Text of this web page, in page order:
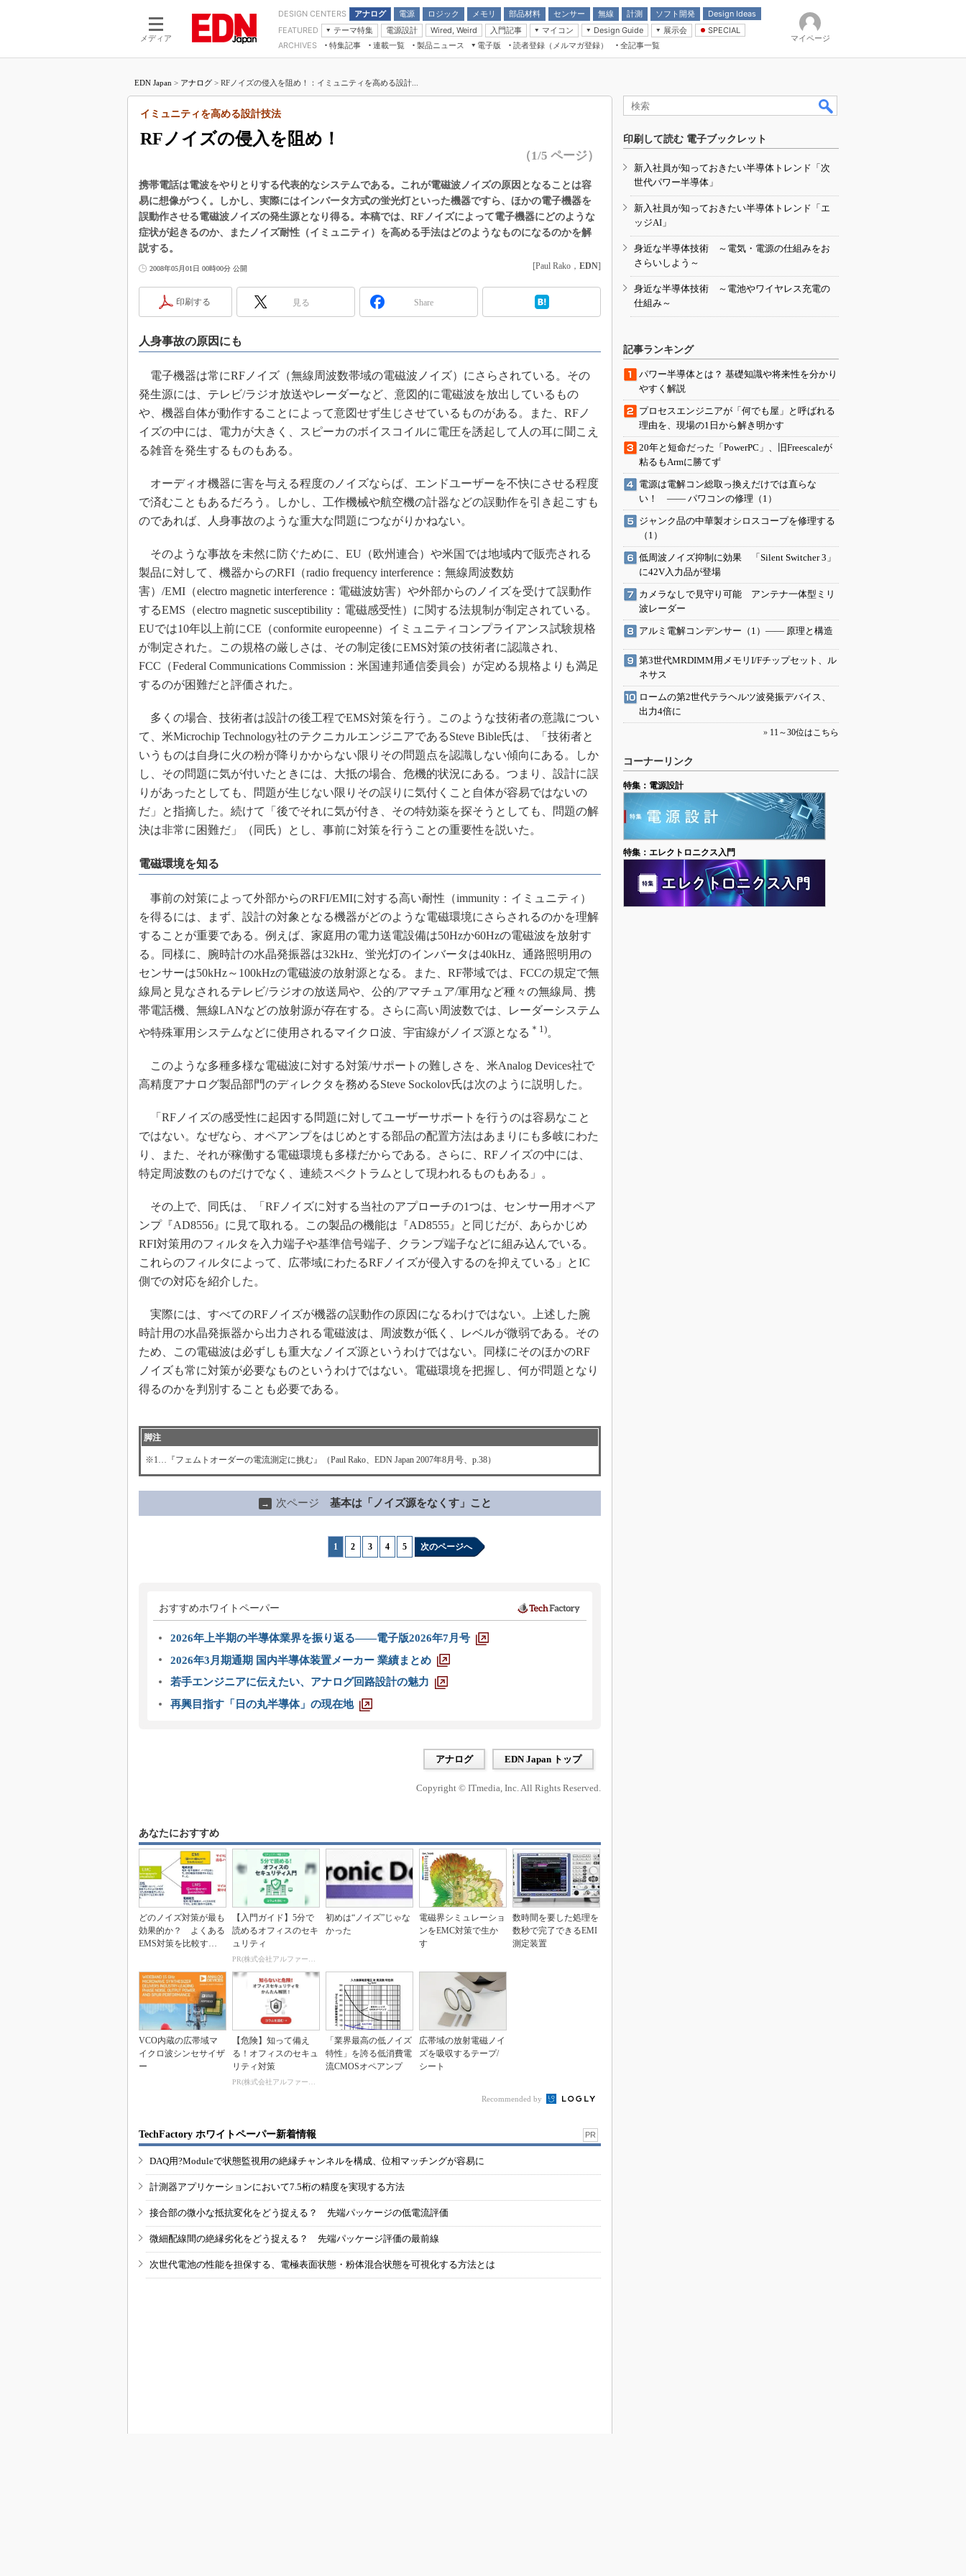
メディア
DESIGN CENTERS アナログ
電源
モーター
ロジック
LSI
メモリ
部品材料
受動部品
センサー 無線 計測 ソフト開発
Design Ideas
アナログ機能回路
計測とテスト
FEATURED
テーマ特集
つながるクルマ
エレクトロニクス入門
医療エレ（EE Times Japan）
製品解剖（EE Times Japan）
電源設計 Wired, Weird
入門記事
モーター入門
マイコン
マイコン講座
Design Guide
計測機器
展示会
CEATEC
組込み/エッジコンピューティング展
AUTOMOTIVE WORLD
SPECIAL
Microchip情報
ARCHIVES 特集記事
連載一覧
マイクロプロセッサ懐古録
中堅技術者に贈る電子部品“徹底”活
用講座
たった2つの式で始めるDC/DCコン
バーターの設計
Wired, Weird
マイコン講座
Q&Aで学ぶマイコン講座
アナログ設計のきほん／ADCとノイ
ズ編
めざせ高効率！ モーター駆動入門講
座
Bluetooth mesh入門
「SPICEの仕組みとその活用設計」
計測器メーカーから見た5G
USB Type-Cの登場で評価試験はど
IoT時代の無線規格を知る【Thread
IoT時代の無線規格を知る【Z-Wave
編】
製品ニュース
電子版
電子ブックレット
読者登録（メルマガ登録） 全記事一覧
マイページ
EDN Japan > アナログ > RFノイズの侵入を阻め！：イミュニティを高める設計...
RFノイズの侵入を阻め！
イミュニティを高める設計技法
（1/5 ページ）
携帯電話は電波をやりとりする代表的なシステムである。これが電磁波ノイズの原因となることは容
易に想像がつく。しかし、実際にはインバータ方式の蛍光灯といった機器ですら、ほかの電子機器を
誤動作させる電磁波ノイズの発生源となり得る。本稿では、RFノイズによって電子機器にどのような
症状が起きるのか、またノイズ耐性（イミュニティ）を高める手法はどのようなものになるのかを解
説する。
2008年05月01日 00時00分 公開 [Paul Rako， EDN]
印刷する 見る Share
人身事故の原因にも
電子機器は常にRFノイズ（無線周波数帯域の電磁波ノイズ）にさらされている。その
発生源には、テレビ/ラジオ放送やレーダーなど、意図的に電磁波を放出しているもの
や、機器自体が動作することによって意図せず生じさせているものがある。また、RFノ
イズの中には、電力が大きく、スピーカのボイスコイルに電圧を誘起して人の耳に聞こえ
る雑音を発生するものもある。
オーディオ機器に害を与える程度のノイズならば、エンドユーザーを不快にさせる程度
で済むこともあるだろう。しかし、工作機械や航空機の計器などの誤動作を引き起こすも
のであれば、人身事故のような重大な問題につながりかねない。
そのような事故を未然に防ぐために、EU（欧州連合）や米国では地域内で販売される
製品に対して、機器からのRFI（radio frequency interference：無線周波数妨
害）/EMI（electro magnetic interference：電磁波妨害）や外部からのノイズを受けて誤動作
するEMS（electro magnetic susceptibility：電磁感受性）に関する法規制が制定されている。
EUでは10年以上前にCE（conformite europeenne）イミュニティコンプライアンス試験規格
が制定された。この規格の厳しさは、その制定後にEMS対策の技術者に認識され、
FCC（Federal Communications Commission：米国連邦通信委員会）が定める規格よりも満足
するのが困難だと評価された。
多くの場合、技術者は設計の後工程でEMS対策を行う。このような技術者の意識につい
て、米Microchip Technology社のテクニカルエンジニアであるSteve Bible氏は、「技術者と
いうものは自身に火の粉が降りかからない限りその問題点を認識しない傾向にある。しか
し、その問題に気が付いたときには、大抵の場合、危機的状況にある。つまり、設計に誤
りがあったとしても、問題が生じない限りその誤りに気付くこと自体が容易ではないの
だ」と指摘した。続けて「後でそれに気が付き、その特効薬を探そうとしても、問題の解
決は非常に困難だ」（同氏）とし、事前に対策を行うことの重要性を説いた。
電磁環境を知る
事前の対策によって外部からのRFI/EMIに対する高い耐性（immunity：イミュニティ）
を得るには、まず、設計の対象となる機器がどのような電磁環境にさらされるのかを理解
することが重要である。例えば、家庭用の電力送電設備は50Hzか60Hzの電磁波を放射す
る。同様に、腕時計の水晶発振器は32kHz、蛍光灯のインバータは40kHz、通路照明用の
センサーは50kHz～100kHzの電磁波の放射源となる。また、RF帯域では、FCCの規定で無
線局と見なされるテレビ/ラジオの放送局や、公的/アマチュア/軍用など種々の無線局、携
帯電話機、無線LANなどの放射源が存在する。さらに高い周波数では、レーダーシステム
や特殊軍用システムなどに使用されるマイクロ波、宇宙線がノイズ源となる ＊1)。
このような多種多様な電磁波に対する対策/サポートの難しさを、米Analog Devices社で
高精度アナログ製品部門のディレクタを務めるSteve Sockolov氏は次のように説明した。
「RFノイズの感受性に起因する問題に対してユーザーサポートを行うのは容易なこと
ではない。なぜなら、オペアンプをはじめとする部品の配置方法はあまりにも多岐にわた
り、また、それが稼働する電磁環境も多様だからである。さらに、RFノイズの中には、
特定周波数のものだけでなく、連続スペクトラムとして現われるものもある」。
その上で、同氏は、「RFノイズに対する当社のアプローチの1つは、センサー用オペア
ンプ『AD8556』に見て取れる。この製品の機能は『AD8555』と同じだが、あらかじめ
RFI対策用のフィルタを入力端子や基準信号端子、クランプ端子などに組み込んでいる。
これらのフィルタによって、広帯域にわたるRFノイズが侵入するのを抑えている」とIC
側での対応を紹介した。
実際には、すべてのRFノイズが機器の誤動作の原因になるわけではない。上述した腕
時計用の水晶発振器から出力される電磁波は、周波数が低く、レベルが微弱である。その
ため、この電磁波は必ずしも重大なノイズ源というわけではない。同様にそのほかのRF
ノイズも常に対策が必要なものというわけではない。電磁環境を把握し、何が問題となり
得るのかを判別することも必要である。
脚注
※1…『フェムトオーダーの電流測定に挑む』（Paul Rako、EDN Japan 2007年8月号、p.38）
→ 次ページ 基本は「ノイズ源をなくす」こと
1 2 3 4 5 次のページへ
おすすめホワイトペーパー
2026年上半期の半導体業界を振り返る――電子版2026年7月号
2026年3月期通期 国内半導体装置メーカー 業績まとめ
若手エンジニアに伝えたい、アナログ回路設計の魅力
再興目指す「日の丸半導体」の現在地
アナログ EDN Japan トップ
Copyright © ITmedia, Inc. All Rights Reserved.
あなたにおすすめ
どのノイズ対策が最も
効果的か？ よくある
EMS対策を比較する
【入門ガイド】5分で
読めるオフィスのセキ
ュリティ
初めは“ノイズ”じゃな
かった
電磁界シミュレーショ
ンをEMC対策で生か
す
数時間を要した処理を
数秒で完了できるEMI
測定装置
VCO内蔵の広帯域マ
イクロ波シンセサイザ
ー
【危険】知って備え
る！オフィスのセキュ
リティ対策
「業界最高の低ノイズ
特性」を誇る低消費電
流CMOSオペアンプ
広帯域の放射電磁ノイ
ズを吸収するテープ/
シート
Recommended by
TechFactory ホワイトペーパー新着情報 PR
DAQ用?Moduleで状態監視用の絶縁チャンネルを構成、位相マッチングが容易に
計測器アプリケーションにおいて7.5桁の精度を実現する方法
接合部の微小な抵抗変化をどう捉える？ 先端パッケージの低電流評価
微細配線間の絶縁劣化をどう捉える？ 先端パッケージ評価の最前線
次世代電池の性能を担保する、電極表面状態・粉体混合状態を可視化する方法とは
印刷して読む 電子ブックレット
新入社員が知っておきたい半導体トレンド「次
世代パワー半導体」
新入社員が知っておきたい半導体トレンド「エ
ッジAI」
身近な半導体技術 ～電気・電源の仕組みをお
さらいしよう～
身近な半導体技術 ～電池やワイヤレス充電の
仕組み～
記事ランキング
パワー半導体とは？ 基礎知識や将来性を分かり
やすく解説
プロセスエンジニアが「何でも屋」と呼ばれる
理由を、現場の1日から解き明かす
20年と短命だった「PowerPC」、旧Freescaleが
粘るもArmに勝てず
電源は電解コン総取っ換えだけでは直らな
い！ ―― パワコンの修理（1）
ジャンク品の中華製オシロスコープを修理する
（1）
低周波ノイズ抑制に効果 「Silent Switcher 3」
に42V入力品が登場
カメラなしで見守り可能 アンテナ一体型ミリ
波レーダー
アルミ電解コンデンサー（1）―― 原理と構造
第3世代MRDIMM用メモリI/Fチップセット、ル
ネサス
ロームの第2世代テラヘルツ波発振デバイス、
出力4倍に
» 11～30位はこちら
コーナーリンク
特集：電源設計
特集：エレクトロニクス入門